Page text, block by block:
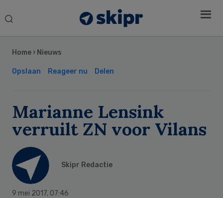
Search
Home › Nieuws
Opslaan Reageer nu Delen
Marianne Lensink
verruilt ZN voor Vilans
Skipr Redactie
9 mei 2017, 07:46
Sidebar